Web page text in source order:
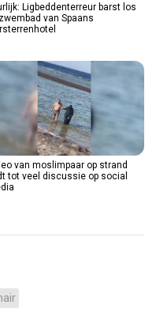
Ligbeddenterreur barst los
van Spaans
van moslimpaar op strand
tot veel discussie op social